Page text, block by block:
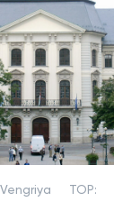
Vengriya TOP: